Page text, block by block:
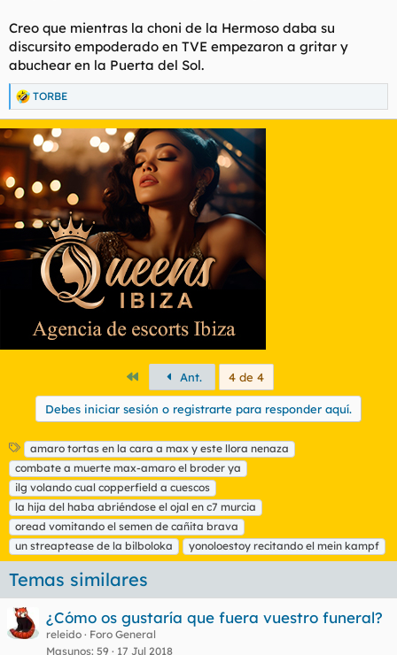
Creo que mientras la choni de la Hermoso daba su
discursito empoderado en TVE empezaron a gritar y
abuchear en la Puerta del Sol.
R
e
a
c
o
n
s
TORBE
PrimeroAnt. 4 de 4
Debes iniciar sesión o registrarte para responder aquí.
E
t
i
q
u
e
t
a
s
amaro tortas en la cara a max y este llora nenaza
combate a muerte max-amaro el broder ya
ilg volando cual copperfield a cuescos
la hija del haba abriéndose el ojal en c7 murcia
oread vomitando el semen de cañita brava
un streaptease de la bilboloka
yonoloestoy recitando el mein kampf
Temas similares
¿Cómo os gustaría que fuera vuestro funeral?
releido
Foro General
Masunos 59 17 Jul 2018